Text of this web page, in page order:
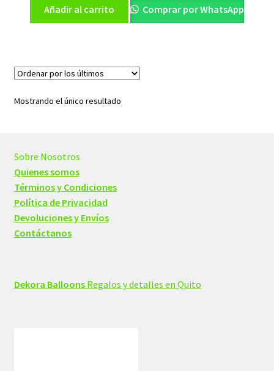
Añadir al carrito Comprar por WhatsApp
Mostrando el único resultado
Sobre Nosotros
Quienes somos
Términos y Condiciones
Política de Privacidad
Devoluciones y Envíos
Contáctanos
Dekora BalloonsRegalos y detalles en Quito